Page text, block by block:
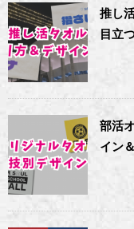
推し
目立
部活
イン